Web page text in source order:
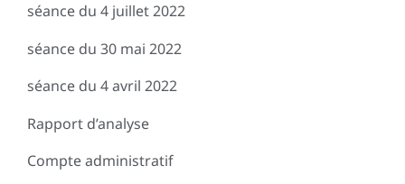
séance du 4 juillet 2022
séance du 30 mai 2022
séance du 4 avril 2022
Rapport d’analyse
Compte administratif